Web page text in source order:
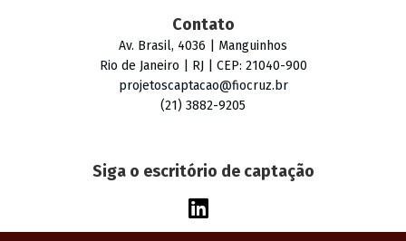
Contato
Av. Brasil, 4036 | Manguinhos
Rio de Janeiro | RJ | CEP: 21040-900
projetoscaptacao@fiocruz.br
(21) 3882-9205
Siga o escritório de captação